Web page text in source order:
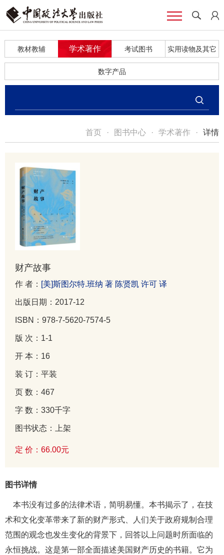
教材教辅 学术著作 考试图书 实用读物及其它
数字产品
首页 · 图书中心 · 学术著作 · 详情
财产故事
作 者： [美]斯图尔特.班纳 著 陈贤凯 许可 译
出版日期：2017-12
ISBN：978-7-5620-7574-5
版 次：1-1
开 本：16
装 订：平装
页 数：467
字 数：330千字
图书状态：上架
定 价：66.00元
图书详情
本书没有过多的法律术语，简明易懂。本书揭示了，在技
术和文化变革带来了新的财产形式、人们关于政府规制合理
范围的观念也发生变化的背景下，回答以上问题时所面临的
永恒挑战。这是第一部全面描述美国财产历史的书籍。它为